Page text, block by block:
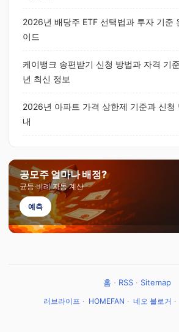
2026년 배당주 ETF 선택법과 투자 기준
이드
케이뱅크 송편받기 신청 방법과 자격 기
년 최신 정보
2026년 아파트 가격 상한제 기준과 신청
내
공모주 얼마나 배정?
균등·비례 자동 계산
예측
홈 · RSS· Sitemap
러브라이프 · HOMEFAN · 네오 블로거 ·